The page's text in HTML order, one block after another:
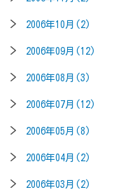
2006年10月(2)
2006年09月(12)
2006年08月(3)
2006年07月(12)
2006年05月(8)
2006年04月(2)
2006年03月(2)